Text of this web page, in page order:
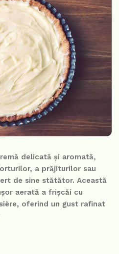
delicată și aromată,
a prăjiturilor sau
de sine stătător. Această
aerată a frișcăi cu
oferind un gust rafinat